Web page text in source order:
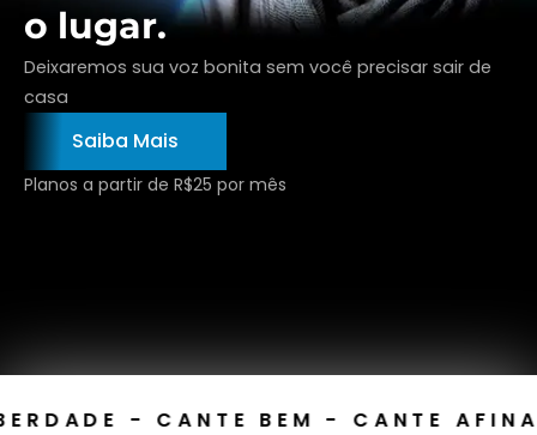
o lugar.
Deixaremos sua voz bonita sem você precisar sair de
casa
Saiba Mais
Planos a partir de R$25 por mês
- CANTE BEM - CANTE